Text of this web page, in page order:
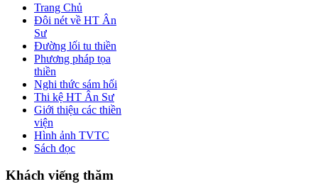
Trang Chủ
Đôi nét về HT Ân
Sư
Đường lối tu thiền
Phương pháp tọa
thiền
Nghi thức sám hối
Thi kệ HT Ân Sư
Giới thiệu các thiền
viện
Hình ảnh TVTC
Sách đọc
Khách viếng thăm